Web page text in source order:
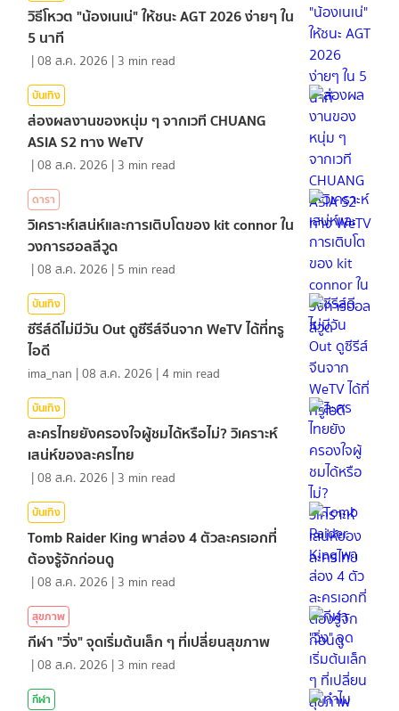
วิธีโหวต "น้องเนเน่" ให้ชนะ AGT 2026 ง่ายๆ ใน
5 นาที
|08 ส.ค. 2026 | 3 min read
บันเทิง
ส่องผลงานของหนุ่ม ๆ จากเวที CHUANG
ASIA S2 ทาง WeTV
|08 ส.ค. 2026 | 3 min read
ดารา
วิเคราะห์เสน่ห์และการเติบโตของ kit connor ใน
วงการฮอลลีวูด
|08 ส.ค. 2026 | 5 min read
บันเทิง
ซีรีส์ดีไม่มีวัน Out ดูซีรีส์จีนจาก WeTV ได้ที่ทรู
ไอดี
ima_nan |08 ส.ค. 2026 |4 min read
บันเทิง
ละครไทยยังครองใจผู้ชมได้หรือไม่? วิเคราะห์
เสน่ห์ของละครไทย
|08 ส.ค. 2026 | 3 min read
บันเทิง
Tomb Raider King พาส่อง 4 ตัวละครเอกที่
ต้องรู้จักก่อนดู
|08 ส.ค. 2026 | 3 min read
สุขภาพ
กีฬา "วิ่ง" จุดเริ่มต้นเล็ก ๆ ที่เปลี่ยนสุขภาพ
|08 ส.ค. 2026 | 3 min read
กีฬา